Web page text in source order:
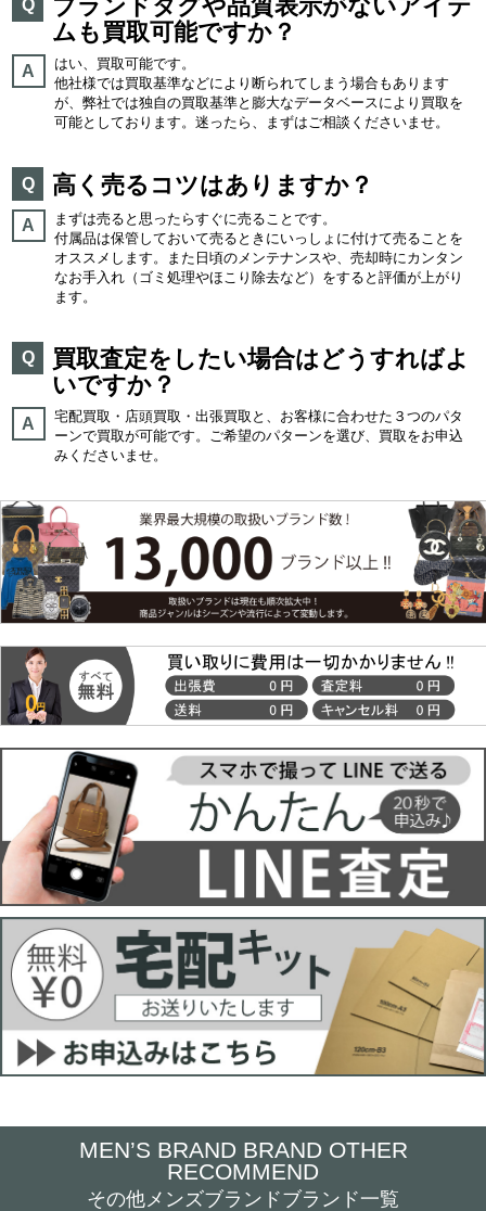
Q
ブランドタグや品質表示がないアイテ
ムも買取可能ですか？
A
はい、買取可能です。
他社様では買取基準などにより断られてしまう場合もあります
が、弊社では独自の買取基準と膨大なデータベースにより買取を
可能としております。迷ったら、まずはご相談くださいませ。
Q 高く売るコツはありますか？
A
まずは売ると思ったらすぐに売ることです。
付属品は保管しておいて売るときにいっしょに付けて売ることを
オススメします。また日頃のメンテナンスや、売却時にカンタン
なお手入れ（ゴミ処理やほこり除去など）をすると評価が上がり
ます。
Q
買取査定をしたい場合はどうすればよ
いですか？
A
宅配買取・店頭買取・出張買取と、お客様に合わせた３つのパタ
ーンで買取が可能です。ご希望のパターンを選び、買取をお申込
みくださいませ。
MEN’S BRAND BRAND OTHER
RECOMMEND
その他メンズブランドブランド一覧